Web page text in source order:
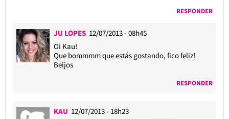
RESPONDER
JU LOPES 12/07/2013 - 08h45
Oi Kau!
Que bommmm que estás gostando, fico feliz!
Beijos
RESPONDER
KAU 12/07/2013 - 18h23